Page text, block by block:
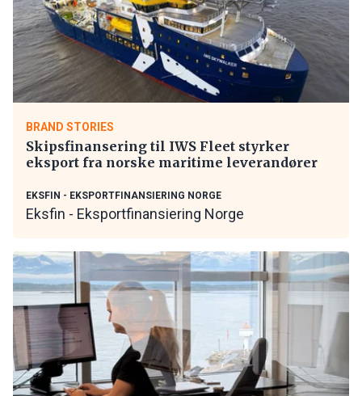
BRAND STORIES
Skipsfinansering til IWS Fleet styrker
eksport fra norske maritime leverandører
EKSFIN - EKSPORTFINANSIERING NORGE
Eksfin - Eksportfinansiering Norge